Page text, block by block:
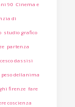
90 Cinema e
di
studio grafico
partenza
dassisi
dellanima
firenze fare
coscienza